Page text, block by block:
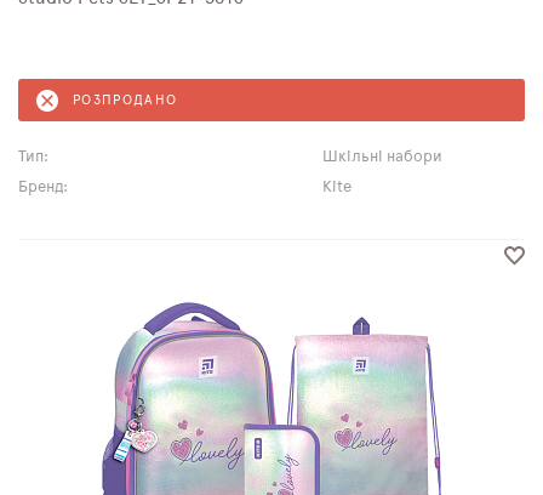
РОЗПРОДАНО
Тип:
Шкільні набори
Бренд:
Kite